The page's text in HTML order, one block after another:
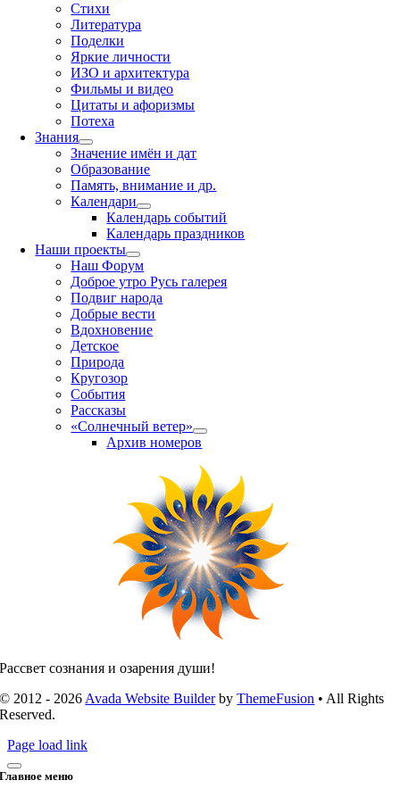
Стихи
Литература
Поделки
Яркие личности
ИЗО и архитектура
Фильмы и видео
Цитаты и афоризмы
Потеха
Знания
Значение имён и дат
Образование
Память, внимание и др.
Календари
Календарь событий
Календарь праздников
Наши проекты
Наш Форум
Доброе утро Русь галерея
Подвиг народа
Добрые вести
Вдохновение
Детское
Природа
Кругозор
События
Рассказы
«Солнечный ветер»
Архив номеров
Рассвет сознания и озарения души!
© 2012 - 2026 Avada Website BuilderbyThemeFusion • All Rights
Reserved.
Page load link
Главное меню